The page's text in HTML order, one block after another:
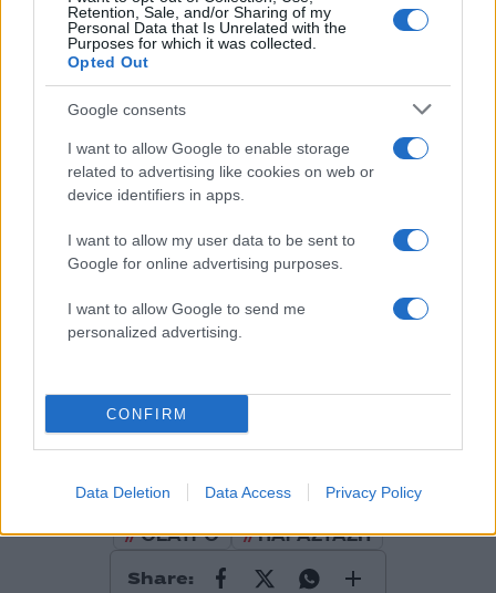
Retention, Sale, and/or Sharing of my
Personal Data that Is Unrelated with the
Purposes for which it was collected.
Opted Out
Google consents
I want to allow Google to enable storage
related to advertising like cookies on web or
device identifiers in apps.
I want to allow my user data to be sent to
Google for online advertising purposes.
I want to allow Google to send me
personalized advertising.
CONFIRM
Data Deletion Data Access Privacy Policy
Σχόλια
Σχολίασε εδώ
50 /50
Υποβολή σχολίου
Όροι Χρήσης. Το site προστατεύεται από reCAPTCHA, ισχύουν
ΘΕΑΤΡΟ
ΠΑΡΑΣΤΑΣΗ
Share: